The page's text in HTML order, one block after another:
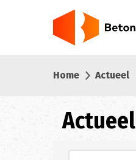
Home Actueel
Actueel